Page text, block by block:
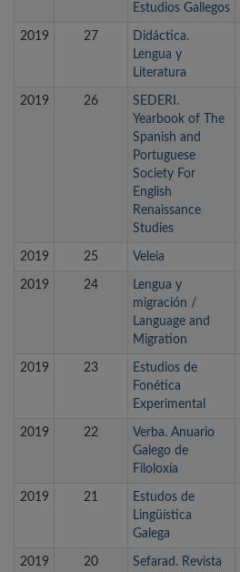
Estudios Gallegos
2019 27
Didáctica.
Lengua y
Literatura
2019 26
SEDERI.
Yearbook of The
Spanish and
Portuguese
Society For
English
Renaissance
Studies
2019 25 Veleia
2019 24
Lengua y
migración /
Language and
Migration
2019 23
Estudios de
Fonética
Experimental
2019 22
Verba. Anuario
Galego de
Filoloxía
2019 21
Estudos de
Lingüística
Galega
2019 20
Sefarad. Revista